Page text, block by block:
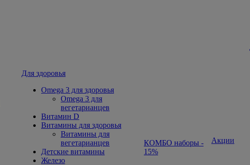
Для здоровья
Omega 3 для здоровья
Omega 3 для
вегетарианцев
Витамин D
Витамины для здоровья
Витамины для
вегетарианцев
Детские витамины
Железо
КОМБО наборы -
15%
Акции